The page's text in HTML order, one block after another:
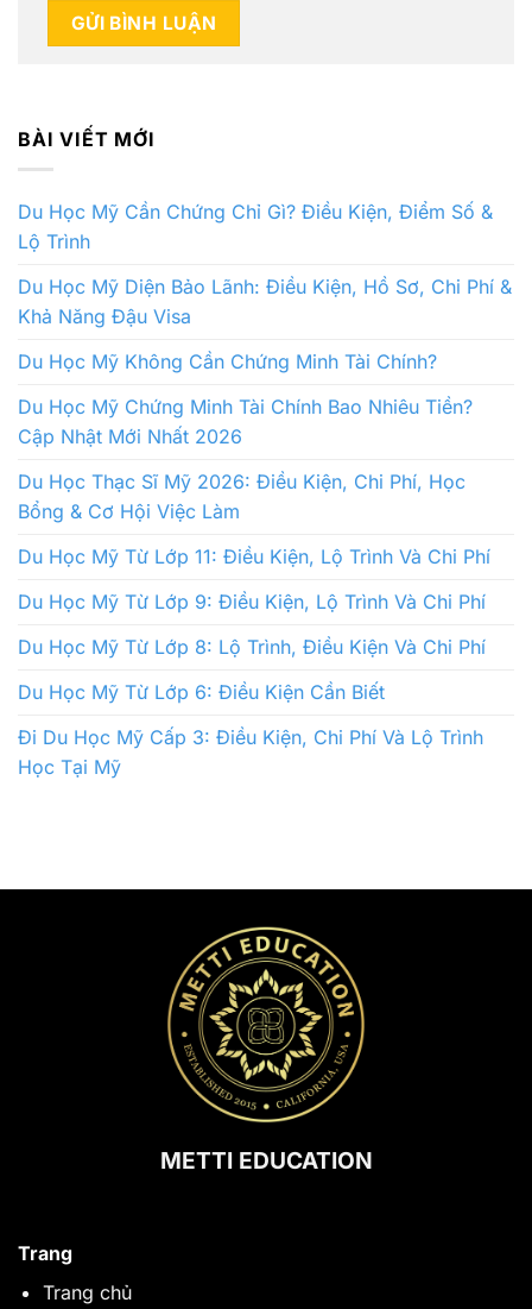
BÀI VIẾT MỚI
Du Học Mỹ Cần Chứng Chỉ Gì? Điều Kiện, Điểm Số &
Lộ Trình
Du Học Mỹ Diện Bảo Lãnh: Điều Kiện, Hồ Sơ, Chi Phí &
Khả Năng Đậu Visa
Du Học Mỹ Không Cần Chứng Minh Tài Chính?
Du Học Mỹ Chứng Minh Tài Chính Bao Nhiêu Tiền?
Cập Nhật Mới Nhất 2026
Du Học Thạc Sĩ Mỹ 2026: Điều Kiện, Chi Phí, Học
Bổng & Cơ Hội Việc Làm
Du Học Mỹ Từ Lớp 11: Điều Kiện, Lộ Trình Và Chi Phí
Du Học Mỹ Từ Lớp 9: Điều Kiện, Lộ Trình Và Chi Phí
Du Học Mỹ Từ Lớp 8: Lộ Trình, Điều Kiện Và Chi Phí
Du Học Mỹ Từ Lớp 6: Điều Kiện Cần Biết
Đi Du Học Mỹ Cấp 3: Điều Kiện, Chi Phí Và Lộ Trình
Học Tại Mỹ
METTI EDUCATION
Trang
Trang chủ